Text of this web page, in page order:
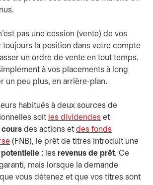
pas une cession (vente) de vos
toujours la position dans votre compte
un ordre de vente en tout temps.
à vos placements à long
un peu plus, en arrière-plan.
habitués à deux sources de
soit les dividendes et
cours des actions et des fonds
(FNB), le prêt de titres introduit une
: les revenus de prêt. Ce
mais lorsque la demande
vous détenez et que vos titres sont